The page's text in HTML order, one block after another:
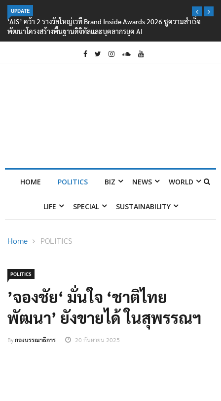
UPDATE
‘AIS’ คว้า 2 รางวัลใหญ่เวที Brand Inside Awards 2026 ชูความสำเร็จ
พัฒนาโครงสร้างพื้นฐานดิจิทัลและบุคลากรยุค AI
HOME POLITICS BIZ NEWS WORLD
LIFE SPECIAL SUSTAINABILITY
Home POLITICS
POLITICS
’จองชัย‘ มั่นใจ ‘ชาติไทย
พัฒนา’ ยังขายได้ ในสุพรรณฯ
Byกองบรรณาธิการ 20 กันยายน 2025